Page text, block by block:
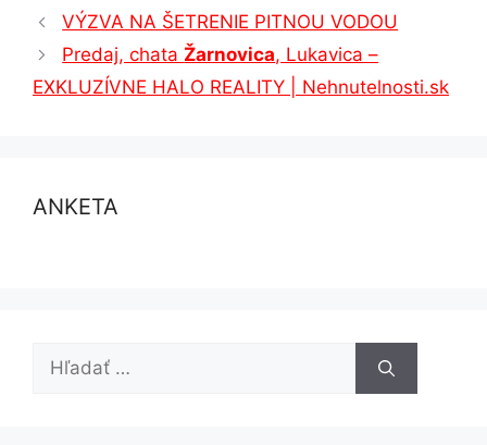
VÝZVA NA ŠETRENIE PITNOU VODOU
Predaj, chata Žarnovica, Lukavica –
EXKLUZÍVNE HALO REALITY | Nehnutelnosti.sk
ANKETA
Hľadať: